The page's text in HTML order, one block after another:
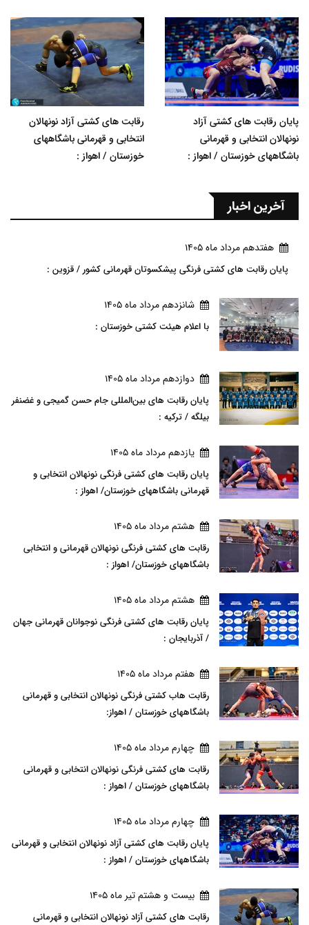
پایان رقابت های کشتی آزاد
نونهالان انتخابی و قهرمانی
باشگاههای خوزستان / اهواز :
رقابت های کشتی آزاد نونهالان
انتخابی و قهرمانی باشگاههای
خوزستان / اهواز :
آخرین اخبار
هفتدهم مرداد ماه 1405
پایان رقابت های کشتی فرنگی پیشکسوتان قهرمانی کشور / قزوین :
شانزدهم مرداد ماه 1405
با اعلام هیئت کشتی خوزستان :
دوازدهم مرداد ماه 1405
پایان رقابت های بین‌المللی جام حسن گمیجی و غضنفر
بیلگه / ترکیه :
يازدهم مرداد ماه 1405
پایان رقابت های کشتی فرنگی نونهالان انتخابی و
قهرمانی باشگاههای خوزستان/ اهواز :
هشتم مرداد ماه 1405
رقابت های کشتی فرنگی نونهالان قهرمانی و انتخابی
باشگاههای خوزستان/ اهواز :
هشتم مرداد ماه 1405
پایان رقابت های کشتی فرنگی نوجوانان قهرمانی جهان
/ آذربایجان :
هفتم مرداد ماه 1405
رقابت هاب کشتی فرنگی نونهالان انتخابی و قهرمانی
باشگاههای خوزستان / اهواز:
چهارم مرداد ماه 1405
رقابت های کشتی فرنگی نونهالان انتخابی و قهرمانی
باشگاههای خوزستان / اهواز :
چهارم مرداد ماه 1405
پایان رقابت های کشتی آزاد نونهالان انتخابی و قهرمانی
باشگاههای خوزستان / اهواز :
بيست و هشتم تير ماه 1405
رقابت های کشتی آزاد نونهالان انتخابی و قهرمانی